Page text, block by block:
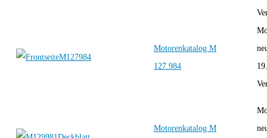
Motorenkatalog M
127.984
Motorenkatalog M